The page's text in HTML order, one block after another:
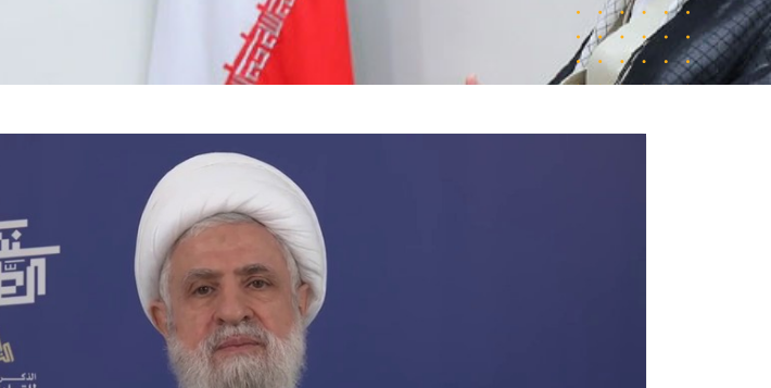
الشيخ قاسم: إمامنا
الخامنئي قدس سره رعى
الأمة بعين الأبوة وحمى
مسارات عزتها بهدي
تعاليم الإسلام المحمدي
الشيخ قاسم في مسيرة
العاشر من محرم: لا خيار
أمام "اسرائيل" إلّا الانسحاب
الكامل من كلّ شبر وأرض
لبنانية وإيقاف العدوان